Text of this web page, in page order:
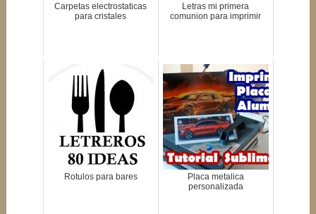
Carpetas electrostaticas
para cristales
Letras mi primera
comunion para imprimir
Rotulos para bares
Placa metalica
personalizada